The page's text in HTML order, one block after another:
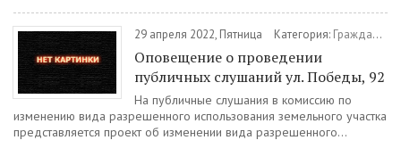
29 апреля 2022, Пятница Категория: Гражданам
Оповещение о проведении
публичных слушаний ул. Победы, 92
На публичные слушания в комиссию по
изменению вида разрешенного использования земельного участка
представляется проект об изменении вида разрешенного...